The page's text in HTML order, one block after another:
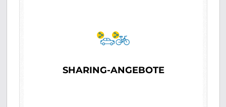
SHARING-ANGEBOTE